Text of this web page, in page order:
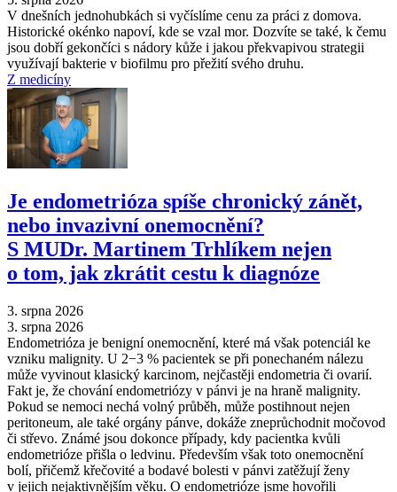
V dnešních jednohubkách si vyčíslíme cenu za práci z domova.
Historické okénko napoví, kde se vzal mor. Dozvíte se také, k čemu
jsou dobří gekončíci s nádory kůže i jakou překvapivou strategii
využívají bakterie v biofilmu pro přežití svého druhu.
Z medicíny
Je endometrióza spíše chronický zánět,
nebo invazivní onemocnění?
S MUDr. Martinem Trhlíkem nejen
o tom, jak zkrátit cestu k diagnóze
3. srpna 2026
3. srpna 2026
Endometrióza je benigní onemocnění, které má však potenciál ke
vzniku malignity. U 2−3 % pacientek se při ponechaném nálezu
může vyvinout klasický karcinom, nejčastěji endometria či ovarií.
Fakt je, že chování endometriózy v pánvi je na hraně malignity.
Pokud se nemoci nechá volný průběh, může postihnout nejen
peritoneum, ale také orgány pánve, dokáže zneprůchodnit močovod
či střevo. Známé jsou dokonce případy, kdy pacientka kvůli
endometrióze přišla o ledvinu. Především však toto onemocnění
bolí, přičemž křečovité a bodavé bolesti v pánvi zatěžují ženy
v jejich nejaktivnějším věku. O endometrióze jsme hovořili